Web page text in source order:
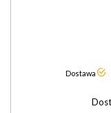
Dostawa